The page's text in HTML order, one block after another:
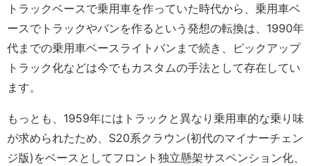
トラックベースで乗用車を作っていた時代から、乗用車ベ
ースでトラックやバンを作るという発想の転換は、1990年
代までの乗用車ベースライトバンまで続き、ピックアップ
トラック化などは今でもカスタムの手法として存在してい
ます。
もっとも、1959年にはトラックと異なり乗用車的な乗り味
が求められたため、S20系クラウン(初代のマイナーチェン
ジ版)をベースとしてフロント独立懸架サスペンション化、